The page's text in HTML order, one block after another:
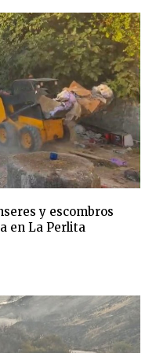
y escombros
en La Perlita